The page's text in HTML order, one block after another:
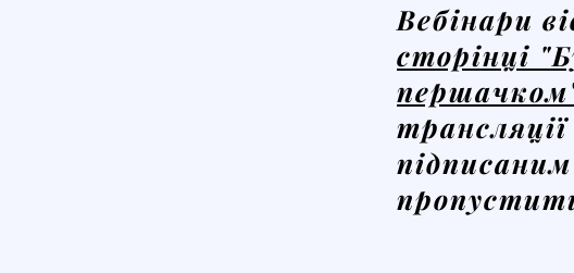
Вебінари
сторінці